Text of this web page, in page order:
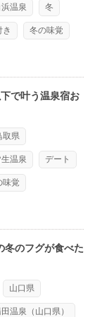
浜温泉 冬
き 冬の味覚
で叶う温泉宿お
取県
生温泉 デート
味覚
冬のフグが食べた
山口県
温泉（山口県）